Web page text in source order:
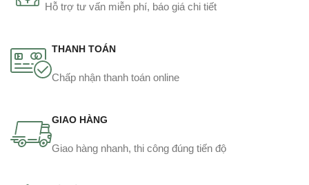
Hỗ trợ tư vấn miễn phí, báo giá chi tiết
THANH TOÁN
Chấp nhận thanh toán online
GIAO HÀNG
Giao hàng nhanh, thi công đúng tiến độ